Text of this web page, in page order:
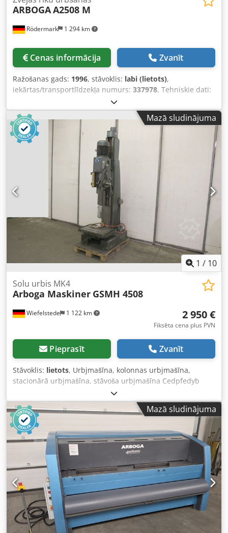
Rödermark 1 294 km
ARBOGAA2508 M
Cenas informācija Zvanīt
Ražošanas gads: 1996, stāvoklis: labi (lietots),
iekārtas/transportlīdzekļa numurs: 337978, Tehniskie dati:
- Urbšanas kapacitāte tēraudā ST 60: 25 mm - Urbja
vārpstas stiprinājums: MK 3 Crodpofmh R Uofx Af Def - 8
urbja vārpstas apgriezienu skaitļi: 100 - 2700 apgr./min -
Urbja vārpstas gājiens: 130 mm - 4 padeves: 0,1 - 0,3
mm/apgr. - Ielocījums: 270 mm - Kolonnas diametrs: 115
mm - Urbšanas agregāts un galds augstumā regulējami ar
rokas kloķi pa zobratu stieni - Galda izmērs: 350 mm -
Piedziņa: 400 V / 0,8 / 1,1 kW - Izmēri aptuveni (P x A x Dz):
800 x 1850 x 900 mm - Svars aptuveni: 250 kg
Mazā sludinājuma
1 / 10
Wiefelstede 1 122 km
Solu urbis MK4
Arboga Maskiner GSMH 4508
2 950 €
Fiksēta cena plus PVN
Pieprasīt Zvanīt
Stāvoklis: lietots, Urbjmašīna, kolonnas urbjmašīna,
stacionārā urbjmašīna, stāvoša urbjmašīna Cedpfedyb
Htox Af Dsrf -Galda izmērs: 430 x 615 mm -Vārpstas
uzmava: MK4 -Izmetums: 365 mm -Apg. skaits: 63-800
apgr./min -Vārpstas gājiens: 195 mm -Transmisija ar
ātrumkārbu -Barošanas padeve: 0,1-0,4 mm/apgr. -Ūdens
dzesēšana -Izmēri: 730/1040/A2640 mm -Svars: 1026 kg
Mazā sludinājuma